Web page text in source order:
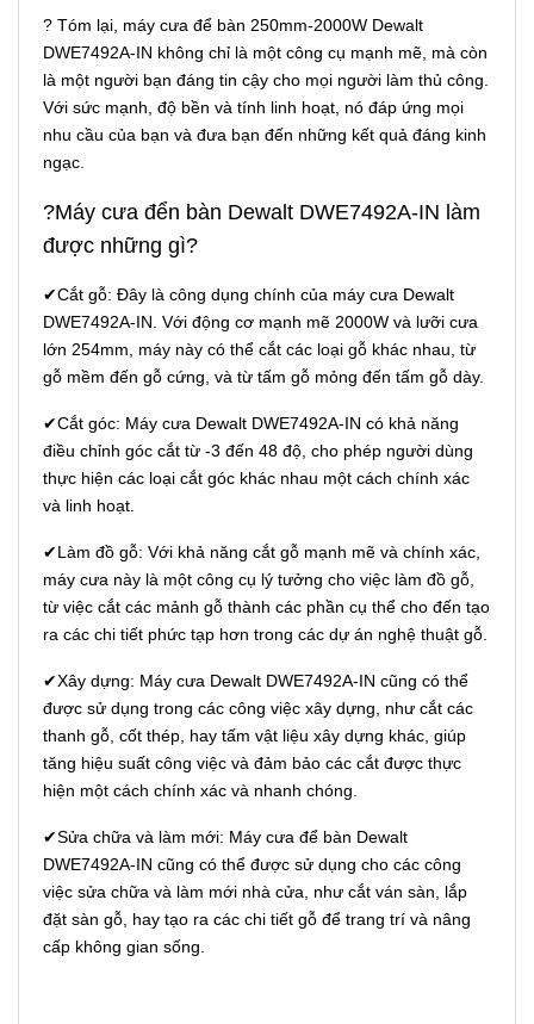
? Tóm lại, máy cưa để bàn 250mm-2000W Dewalt
DWE7492A-IN không chỉ là một công cụ mạnh mẽ, mà còn
là một người bạn đáng tin cậy cho mọi người làm thủ công.
Với sức mạnh, độ bền và tính linh hoạt, nó đáp ứng mọi
nhu cầu của bạn và đưa bạn đến những kết quả đáng kinh
ngạc.
?Máy cưa đển bàn Dewalt DWE7492A-IN làm
được những gì?
✔Cắt gỗ: Đây là công dụng chính của máy cưa Dewalt
DWE7492A-IN. Với động cơ mạnh mẽ 2000W và lưỡi cưa
lớn 254mm, máy này có thể cắt các loại gỗ khác nhau, từ
gỗ mềm đến gỗ cứng, và từ tấm gỗ mỏng đến tấm gỗ dày.
✔Cắt góc: Máy cưa Dewalt DWE7492A-IN có khả năng
điều chỉnh góc cắt từ -3 đến 48 độ, cho phép người dùng
thực hiện các loại cắt góc khác nhau một cách chính xác
và linh hoạt.
✔Làm đồ gỗ: Với khả năng cắt gỗ mạnh mẽ và chính xác,
máy cưa này là một công cụ lý tưởng cho việc làm đồ gỗ,
từ việc cắt các mảnh gỗ thành các phần cụ thể cho đến tạo
ra các chi tiết phức tạp hơn trong các dự án nghệ thuật gỗ.
✔Xây dựng: Máy cưa Dewalt DWE7492A-IN cũng có thể
được sử dụng trong các công việc xây dựng, như cắt các
thanh gỗ, cốt thép, hay tấm vật liệu xây dựng khác, giúp
tăng hiệu suất công việc và đảm bảo các cắt được thực
hiện một cách chính xác và nhanh chóng.
✔Sửa chữa và làm mới: Máy cưa để bàn Dewalt
DWE7492A-IN cũng có thể được sử dụng cho các công
việc sửa chữa và làm mới nhà cửa, như cắt ván sàn, lắp
đặt sàn gỗ, hay tạo ra các chi tiết gỗ để trang trí và nâng
cấp không gian sống.